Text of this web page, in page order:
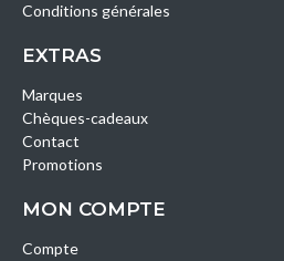
Conditions générales
EXTRAS
Marques
Chèques-cadeaux
Contact
Promotions
MON COMPTE
Compte